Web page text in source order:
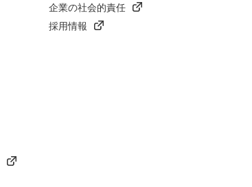
企業の社会的責任
採用情報